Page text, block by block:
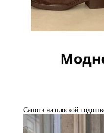
Сапоги на плоской